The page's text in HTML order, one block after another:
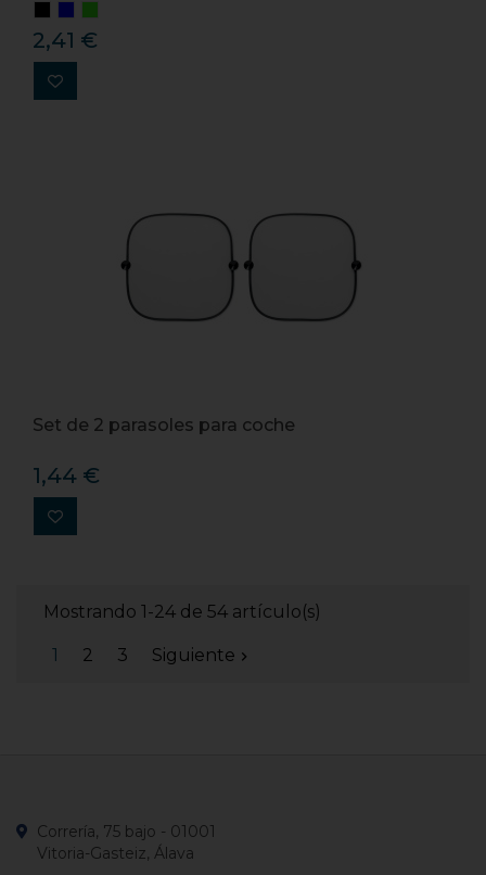
2,41 €
Set de 2 parasoles para coche
1,44 €
Mostrando 1-24 de 54 artículo(s)
1 2 3 Siguiente 
Correría, 75 bajo - 01001
Vitoria-Gasteiz, Álava